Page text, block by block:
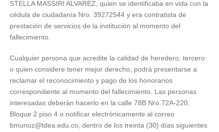
STELLA MASSIRI ALVAREZ, quien se identificaba en vida con la
cédula de ciudadanía Nro. 39272544 y era contratista de
prestación de servicios de la institución al momento del
fallecimiento.
Cualquier persona que acredite la calidad de heredero, tercero
o quien considere tener mejor derecho, podrá presentarse a
reclamar el reconocimiento y pago de los honorarios
correspondiente al momento del fallecimiento. Las personas
interesadas deberán hacerlo en la calle 78B Nro.72A-220,
Bloque 2 piso 4 o notificar electrónicamente al correo
bmunoz@tdea.edu.co, dentro de los treinta (30) días siguientes